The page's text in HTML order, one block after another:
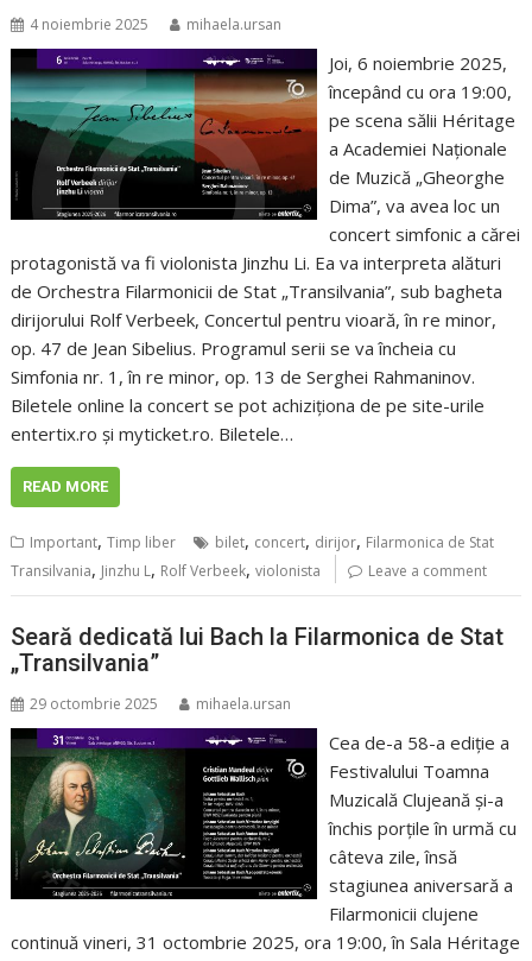
4 noiembrie 2025 mihaela.ursan
Joi, 6 noiembrie 2025,
începând cu ora 19:00,
pe scena sălii Héritage
a Academiei Naționale
de Muzică „Gheorghe
Dima”, va avea loc un
concert simfonic a cărei
protagonistă va fi violonista Jinzhu Li. Ea va interpreta alături
de Orchestra Filarmonicii de Stat „Transilvania”, sub bagheta
dirijorului Rolf Verbeek, Concertul pentru vioară, în re minor,
op. 47 de Jean Sibelius. Programul serii se va încheia cu
Simfonia nr. 1, în re minor, op. 13 de Serghei Rahmaninov.
Biletele online la concert se pot achiziționa de pe site-urile
entertix.ro și myticket.ro. Biletele…
READ MORE
Important,Timp liber bilet, concert, dirijor, Filarmonica de Stat
Transilvania, Jinzhu L, Rolf Verbeek,violonista Leave a comment
Seară dedicată lui Bach la Filarmonica de Stat
„Transilvania”
29 octombrie 2025 mihaela.ursan
Cea de-a 58-a ediție a
Festivalului Toamna
Muzicală Clujeană și-a
închis porțile în urmă cu
câteva zile, însă
stagiunea aniversară a
Filarmonicii clujene
continuă vineri, 31 octombrie 2025, ora 19:00, în Sala Héritage